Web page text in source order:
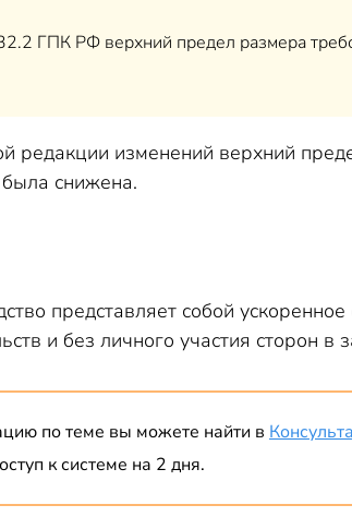
ГПК РФ верхний предел размера
редакции изменений верхний
снижена.
представляет собой
и без личного участия сторон в
по теме вы можете найти в
к системе на 2 дня.